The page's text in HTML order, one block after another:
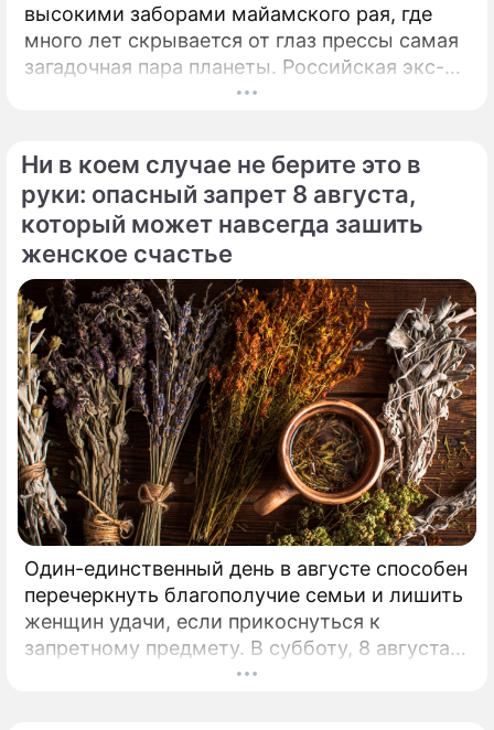
высокими заборами майамского рая, где
много лет скрывается от глаз прессы самая
загадочная пара планеты. Российская экс-
теннисистка Анна Курникова и испанский
самых закрытых и непубличных пар
мирового шоу-бизнеса.
Ни в коем случае не берите это в
руки: опасный запрет 8 августа,
который может навсегда зашить
женское счастье
Один-единственный день в августе способен
перечеркнуть благополучие семьи и лишить
женщин удачи, если прикоснуться к
запретному предмету. В субботу, 8 августа,
православная церковь молитвенно чтит